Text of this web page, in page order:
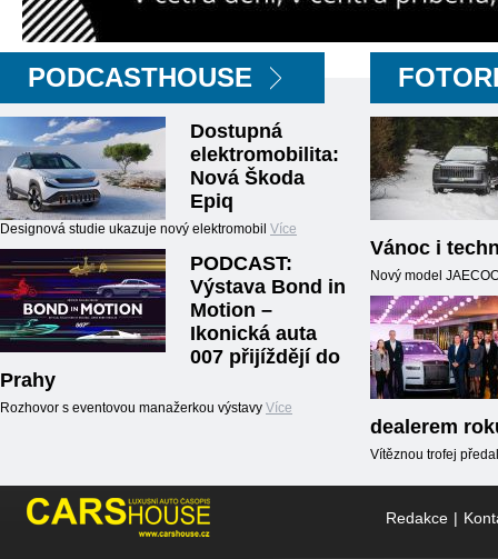
PODCASTHOUSE
Dostupná
elektromobilita:
Nová Škoda
Epiq
Designová studie ukazuje nový elektromobil Více
PODCAST:
Výstava Bond in
Motion –
Ikonická auta
007 přijíždějí do
Prahy
Rozhovor s eventovou manažerkou výstavy Více
Vánoc i
Nový model
dealerem
Vítěznou trofej
Redakce |